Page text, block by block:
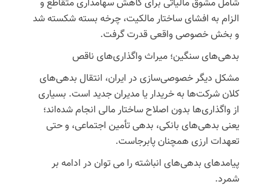
شامل مشوق مالیاتی برای کاهش سهامداری متقاطع و
الزام به افشای ساختار مالکیت، چرخه بسته شکسته شد
و بخش خصوصی واقعی قدرت گرفت.
بدهی‌های سنگین؛ میراث واگذاری‌های ناقص
مشکل دیگر خصوصی‌سازی در ایران، انتقال بدهی‌های
کلان شرکت‌ها به خریدار یا مدیران جدید است. بسیاری
از واگذاری‌ها بدون اصلاح ساختار مالی انجام شده‌اند؛
یعنی بدهی‌های بانکی، بدهی تأمین اجتماعی، و حتی
تعهدات ارزی همچنان پابرجاست.
پیامدهای بدهی‌های انباشته را می توان در ادامه بر
شمرد.